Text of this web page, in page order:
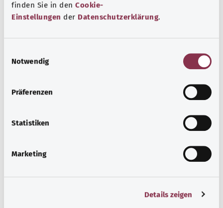
finden Sie in den Cookie-
Einstellungen der Datenschutzerklärung.
Notwendig
Präferenzen
Statistiken
Marketing
Details zeigen
„Psyche“ ist das altgriechische Wort für Seele. Im
Gefühle und das Verhalten eines Menschen gemeint.